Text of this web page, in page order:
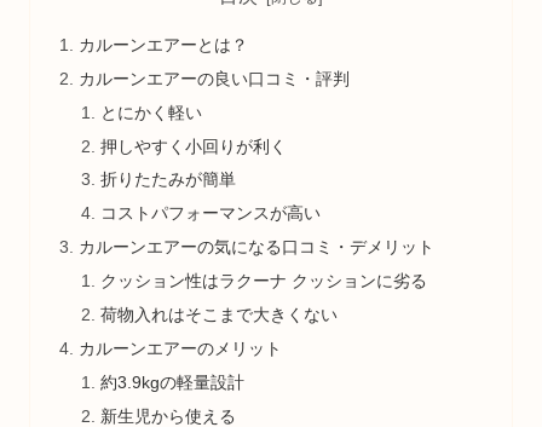
カルーンエアーとは？
カルーンエアーの良い口コミ・評判
とにかく軽い
押しやすく小回りが利く
折りたたみが簡単
コストパフォーマンスが高い
カルーンエアーの気になる口コミ・デメリット
クッション性はラクーナ クッションに劣る
荷物入れはそこまで大きくない
カルーンエアーのメリット
約3.9kgの軽量設計
新生児から使える